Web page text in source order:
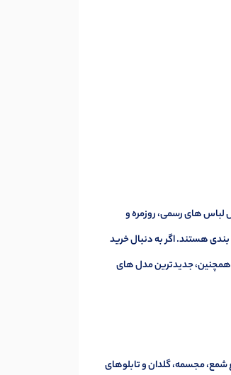
لباس های رسمی، روزمره و
هستند. اگر به دنبال خرید
همچنین، جدیدترین مدل های
شمع، مجسمه، گلدان و تابلوهای